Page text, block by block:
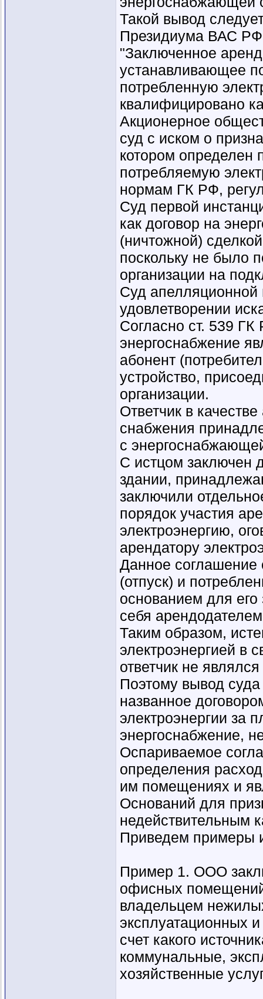
Такой вывод
Президиума ВАС
"Заключенное
устанавливающее
потребленную
квалифицировано
Акционерное
суд с иском о
котором определен
потребляемую
нормам ГК РФ,
Суд первой
как договор на
(ничтожной)
поскольку не было
организации на
Суд апелляционной
удовлетворении
Согласно ст. 539
энергоснабжение
абонент
устройство,
организации.
Ответчик в
снабжения
с
С истцом заключен
здании,
заключили
порядок участия
электроэнергию,
арендатору
Данное соглашение
(отпуск) и
основанием для
себя
Таким образом,
электроэнергией в
ответчик не
Поэтому вывод
названное
электроэнергии за
энергоснабжение,
Оспариваемое
определения
им помещениях и
Оснований для
недействительным
Приведем примеры
Пример 1. ООО
офисных помещений
владельцем
эксплуатационных
счет какого
коммунальные,
хозяйственные